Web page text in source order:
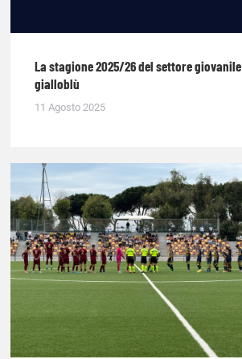
La stagione 2025/26 del settore giovanile
gialloblù
11 Agosto 2025